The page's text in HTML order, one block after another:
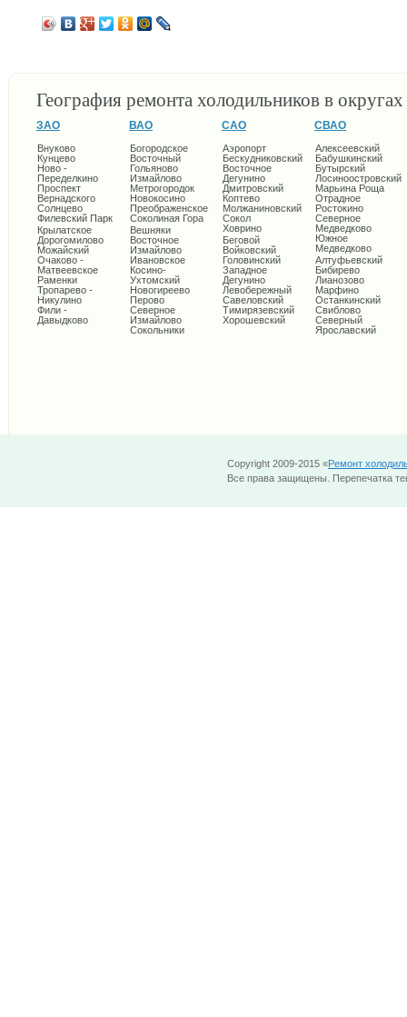
География ремонта холодильников в
ЗАО
Внуково
Кунцево
Ново -
Переделкино
Проспект
Вернадского
Солнцево
Филевский Парк
Крылатское
Дорогомилово
Можайский
Очаково -
Матвеевское
Раменки
Тропарево -
Никулино
Фили -
Давыдково
ВАО
Богородское
Восточный
Гольяново
Измайлово
Метрогородок
Новокосино
Преображенское
Соколиная Гора
Вешняки
Восточное
Измайлово
Ивановское
Косино-
Ухтомский
Новогиреево
Перово
Северное
Измайлово
Сокольники
САО
Аэропорт
Бескудниковский
Восточное
Дегунино
Дмитровский
Коптево
Молжаниновский
Сокол
Ховрино
Беговой
Войковский
Головинский
Западное
Дегунино
Левобережный
Савеловский
Тимирязевский
Хорошевский
СВАО
Алексеевский
Бабушкинский
Бутырский
Лосиноостровский
Марьина Роща
Отрадное
Ростокино
Северное
Медведково
Южное
Медведково
Алтуфьевский
Бибирево
Лианозово
Марфино
Останкинский
Свиблово
Северный
Ярославский
Copyright 2009-2015 «Ремонт
Все права защищены. Перепечатка